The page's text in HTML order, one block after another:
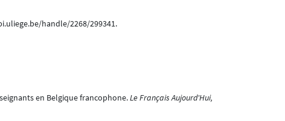
handle/2268/299341.
en Belgique francophone.Le Français Aujourd'Hui,